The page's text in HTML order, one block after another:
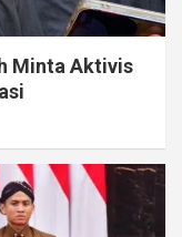
Minta Aktivis